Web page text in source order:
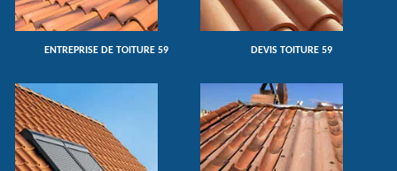
ENTREPRISE DE TOITURE 59 DEVIS TOITURE 59